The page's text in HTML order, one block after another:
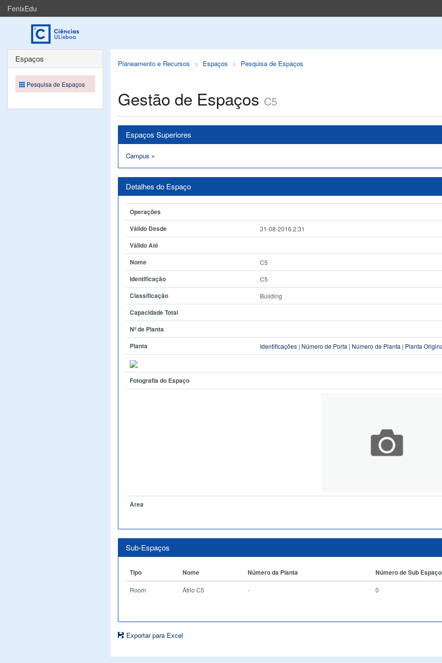
FenixEdu
Planeamento e Recursos Espaços Pesquisa de Espaços
Gestão de Espaços C5
Espaços Superiores
Campus »
Detalhes do Espaço
Operações
Válido Desde
31-08-2016 2:31
Válido Até
Nome
C5
Identificação C5
Classificação Building
Capacidade Total
Nº de Planta
Planta
Identificações | Número de Porta | Número de Planta | Planta
Fotografia do Espaço
Àrea
Sub-Espaços
Tipo Nome Número da Planta Número de Sub
Room Átrio C5 - 0
Exportar para Excel
Espaços
Pesquisa de Espaços